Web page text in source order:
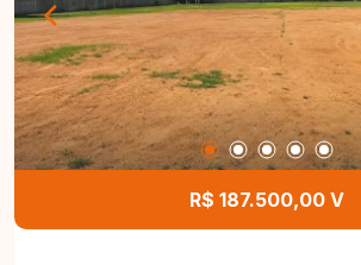
oportunidade para adquirir um
localizado no bairro Jardim Brasília.
visita e venha conhecer todos os
imóvel.
R$ 187.500,00 V